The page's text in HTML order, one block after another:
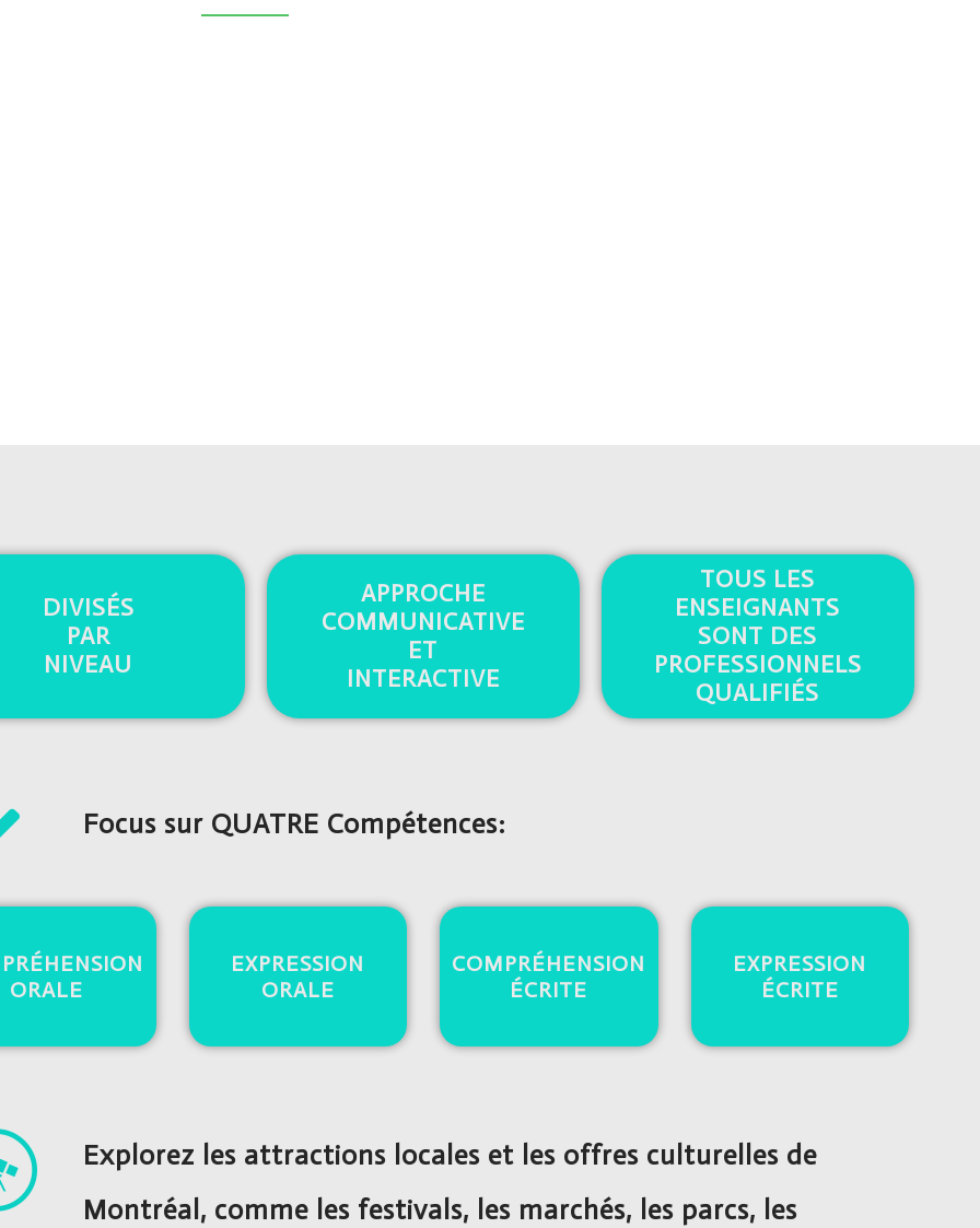
DIVISÉS
PAR
NIVEAU
APPROCHE
COMMUNICATIVE
ET
INTERACTIVE
TOUS LES
ENSEIGNANTS
SONT DES
PROFESSIONNELS
QUALIFIÉS
Focus sur QUATRE Compétences:
ORALE
EXPRESSION
ORALE
COMPRÉHENSION
ÉCRITE
EXPRESSION
ÉCRITE
Explorez les attractions locales et les offres culturelles de
Montréal, comme les festivals, les marchés, les parcs, les